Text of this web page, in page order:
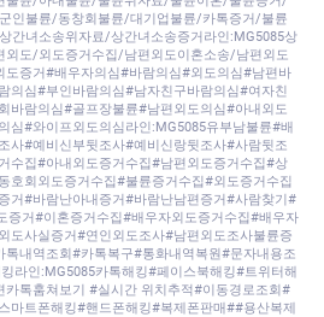
인불륜/동창회불륜/대기업불륜/카톡증거/불륜
간녀소송위자료/상간녀소송증거라인:MG5085상
도/외도증거수집/남편외도이혼소송/남편외도
증거#배우자의심#바람의심#외도의심#남편바
의심#부인바람의심#남자친구바람의심#여자친
바람의심#골프장불륜#남편외도의심#아내외도
심#와이프외도의심라인:MG5085유부남불륜#배
사#예비신부뒷조사#예비신랑뒷조사#사람뒷조
수집#아내외도증거수집#남편외도증거수집#상
호회외도증거수집#불륜증거수집#외도증거수집
거#바람난아내증거#바람난남편증거#사람찾기#
증거#이혼증거수집#배우자외도증거수집#배우자
도사실증거#연인외도조사#남편외도조사불륜증
내역조회#카톡복구#통화내역복원#문자내용조
라인:MG5085카톡해킹#페이스북해킹#트위터해
톡훔쳐보기 #실시간 위치추적#이동경로조회#
마트폰해킹#핸드폰해킹#복제폰판매##용산복제